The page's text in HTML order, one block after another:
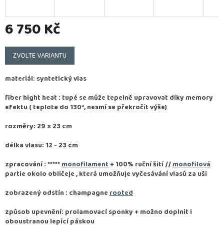
6 750 Kč
Měrná
cena:
ZVOLTE VARIANTU
materiál: syntetický vlas
fiber hight heat : tupé se může tepelně upravovat díky memory
efektu ( teplota do 130°, nesmí se překročit výše)
rozměry: 29 x 23 cm
délka vlasu: 12 - 23 cm
zpracování :*****monofilament+ 100% ruční šití //monofilová
partie okolo obličeje , která umožňuje vyčesávání vlasů za uši
zobrazený odstín : champagnerooted
způsob upevnění: prolamovací sponky + možno doplnit i
oboustranou lepící páskou